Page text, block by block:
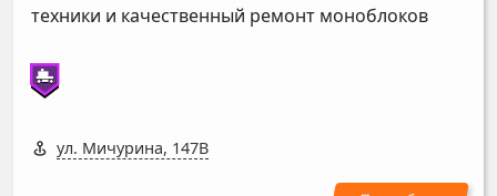
техники и качественный ремонт моноблоков
ул. Мичурина, 147В